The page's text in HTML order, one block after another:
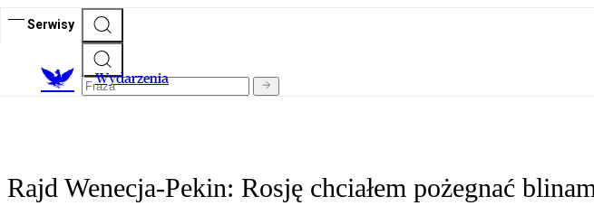
Serwisy
Wydarzenia
Rajd Wenecja-Pekin: Rosję chciałem pożegnać